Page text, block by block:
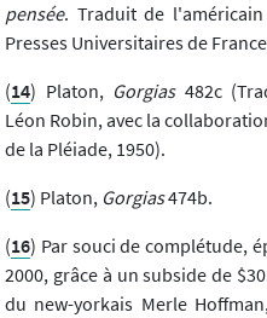
pensée. Traduit de
Presses Universitaires de
(14) Platon, Gorgias 482c
Léon Robin, avec la
de la Pléiade, 1950).
(15) Platon, Gorgias474b.
(16) Par souci de complétude,
2000, grâce à un subside de
du new-yorkais Merle